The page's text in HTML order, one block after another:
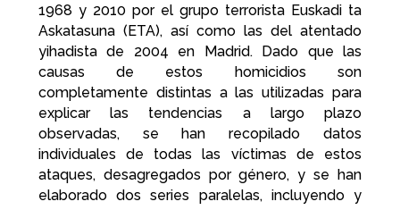
1968 y 2010 por el grupo terrorista Euskadi ta
Askatasuna (ETA), así como las del atentado
yihadista de 2004 en Madrid. Dado que las
causas de estos homicidios son
completamente distintas a las utilizadas para
explicar las tendencias a largo plazo
observadas, se han recopilado datos
individuales de todas las víctimas de estos
ataques, desagregados por género, y se han
elaborado dos series paralelas, incluyendo y